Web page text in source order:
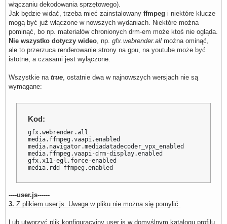
włączaniu dekodowania sprzętowego).
Jak będzie widać, trzeba mieć zainstalowany ffmpeg i niektóre klucze
mogą być już włączone w nowszych wydaniach. Niektóre można
pominąć, bo np. materiałów chronionych drm-em może ktoś nie ogląda.
Nie wszystko dotyczy wideo, np. gfx.webrender.all można ominąć,
ale to przerzuca renderowanie strony na gpu, na youtube może być
istotne, a czasami jest wyłączone.
Wszystkie na true, ostatnie dwa w najnowszych wersjach nie są
wymagane:
Kod:
gfx.webrender.all
media.ffmpeg.vaapi.enabled
media.navigator.mediadatadecoder_vpx_enabled
media.ffmpeg.vaapi-drm-display.enabled
gfx.x11-egl.force-enabled
media.rdd-ffmpeg.enabled
----user.js------
3. Z plikiem user.js. Uwaga w pliku nie można się pomylić.
Lub utworzyć plik konfiguracyjny user.js w domyślnym katalogu profilu